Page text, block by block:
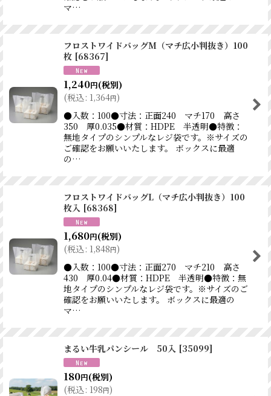
マ…
フロストワイドバッグM（マチ広小判抜き）100
枚 [68367]
1,240円(税別)
(税込: 1,364円)
●入数：100●寸法：正面240 マチ170 高さ
350 厚0.035●材質：HDPE 半透明●特徴：
無地タイプのシンプルなレジ袋です。※サイズの
ご確認をお願いいたします。 ボックスに最適
の…
フロストワイドバッグL（マチ広小判抜き）100
枚入 [68368]
1,680円(税別)
(税込: 1,848円)
●入数：100●寸法：正面270 マチ210 高さ
430 厚0.04●材質：HDPE 半透明●特徴：無
地タイプのシンプルなレジ袋です。※サイズのご
確認をお願いいたします。 ボックスに最適の
マ…
まるい牛乳パンシール 50入 [35099]
180円(税別)
(税込: 198円)